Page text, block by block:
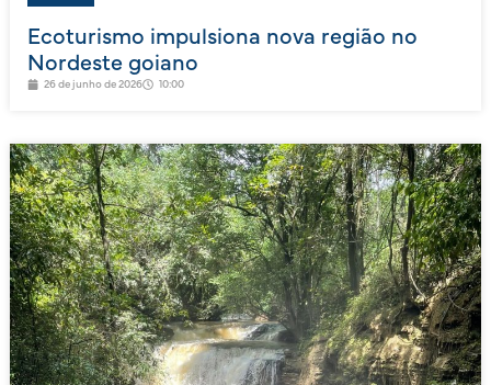
Ecoturismo impulsiona nova região no
Nordeste goiano
26 de junho de 2026 10:00